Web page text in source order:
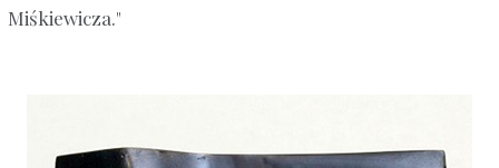
Miśkiewicza."